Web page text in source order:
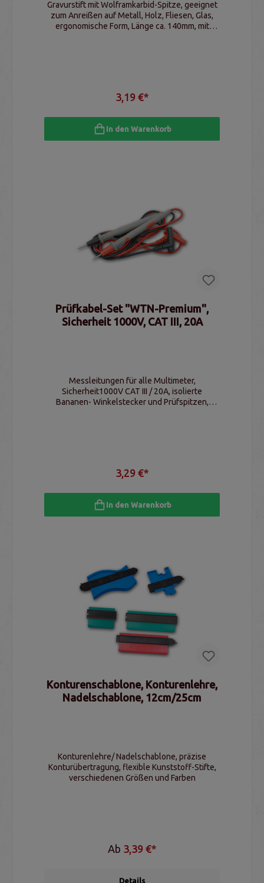
Gravurstift mit Wolframkarbid-Spitze, geeignet
zum Anreißen auf Metall, Holz, Fliesen, Glas,
ergonomische Form, Länge ca. 140mm, mit
3,19 €*
In den Warenkorb
Prüfkabel-Set "WTN-Premium",
Sicherheit 1000V, CAT III, 20A
Messleitungen für alle Multimeter,
Sicherheit1000V CAT III / 20A, isolierte
Bananen- Winkelstecker und Prüfspitzen,
3,29 €*
In den Warenkorb
Konturenschablone, Konturenlehre,
Nadelschablone, 12cm/25cm
Konturenlehre/ Nadelschablone, präzise
Konturübertragung, flexible Kunststoff-Stifte,
verschiedenen Größen und Farben
Ab 3,39 €*
Details